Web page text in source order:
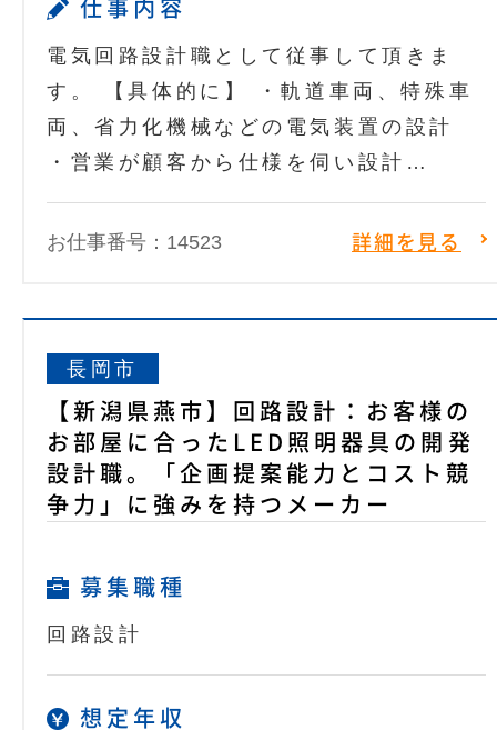
仕事内容
電気回路設計職として従事して頂きま
す。 【具体的に】 ・軌道車両、特殊車
両、省力化機械などの電気装置の設計
・営業が顧客から仕様を伺い設計…
お仕事番号：14523 詳細を見る
長岡市
【新潟県燕市】回路設計：お客様の
お部屋に合ったLED照明器具の開発
設計職。「企画提案能力とコスト競
争力」に強みを持つメーカー
募集職種
回路設計
想定年収